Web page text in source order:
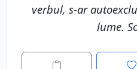
verbul, s-ar
lume.